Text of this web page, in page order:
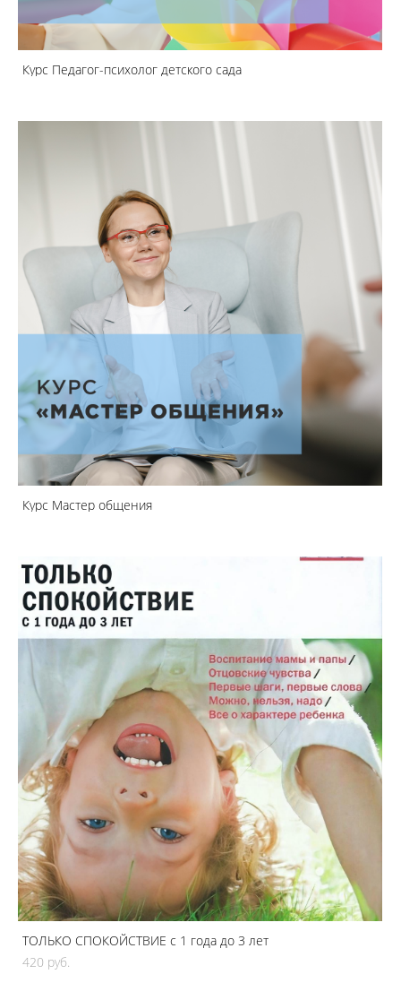
Курс Педагог-психолог детского сада
Курс Мастер общения
ТОЛЬКО СПОКОЙСТВИЕ с 1 года до 3 лет
420 pуб.